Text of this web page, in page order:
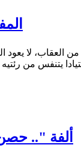
من العقاب، لا
يتنفس من
" ألفة "..